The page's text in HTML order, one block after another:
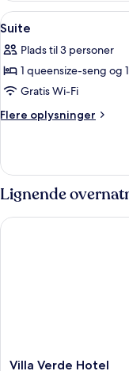
Indlæs
alle
billeder
af
Suite
7
Suite
Plads til 3 personer
1 queensize-seng og
Gratis Wi-Fi
Flere oplysninger
Flere
Lignende
Villa
Villa Verde Hotel
Villa Verde Hotel